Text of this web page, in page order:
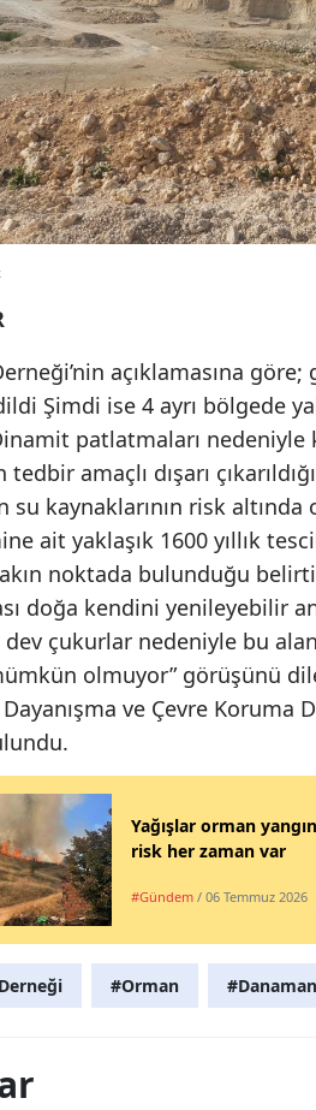
açıklamasına
Şimdi ise 4 ayrı bölgede
patlatmaları nedeniyle
amaçlı dışarı
su kaynaklarının risk
ait yaklaşık 1600 yıllık
noktada bulunduğu
doğa kendini yenileyebilir
dev çukurlar nedeniyle bu
olmuyor” görüşünü
Dayanışma ve Çevre
Yağışlar orman
risk her zaman var
#Gündem / 06 Temmuz 2026
#Orman